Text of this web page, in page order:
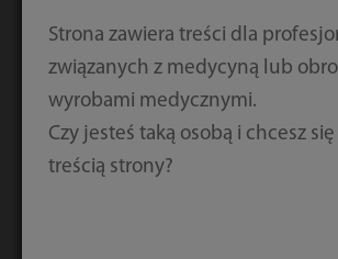
Firma/instytucja
Stanowisko
Strona zawiera treści dla
związanych z medycyną lub
wyrobami medycznymi.
Czy jesteś taką osobą i chcesz
treścią strony?